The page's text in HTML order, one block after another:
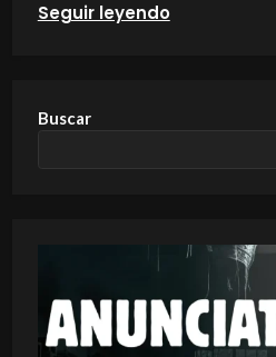
Seguir leyendo
Buscar